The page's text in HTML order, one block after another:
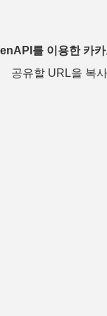
를 이용한 카
공유할 URL을 복